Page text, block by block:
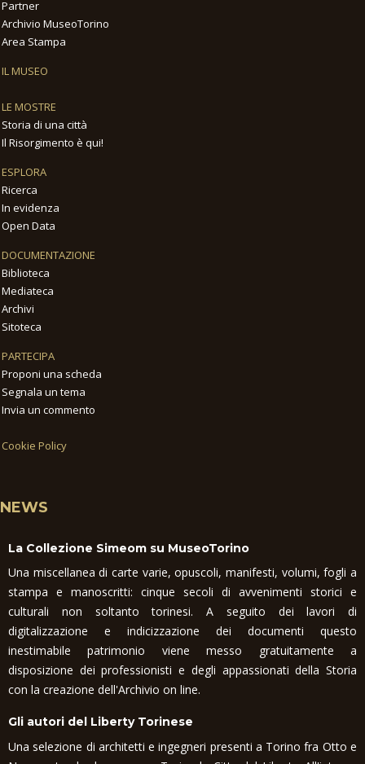
Partner
Archivio MuseoTorino
Area Stampa
IL MUSEO
LE MOSTRE
Storia di una città
Il Risorgimento è qui!
ESPLORA
Ricerca
In evidenza
Open Data
DOCUMENTAZIONE
Biblioteca
Mediateca
Archivi
Sitoteca
PARTECIPA
Proponi una scheda
Segnala un tema
Invia un commento
Cookie Policy
NEWS
La Collezione Simeom su MuseoTorino
Una miscellanea di carte varie, opuscoli, manifesti, volumi, fogli a
stampa e manoscritti: cinque secoli di avvenimenti storici e
culturali non soltanto torinesi. A seguito dei lavori di
digitalizzazione e indicizzazione dei documenti questo
inestimabile patrimonio viene messo gratuitamente a
disposizione dei professionisti e degli appassionati della Storia
con la creazione dell'Archivio on line.
Gli autori del Liberty Torinese
Una selezione di architetti e ingegneri presenti a Torino fra Otto e